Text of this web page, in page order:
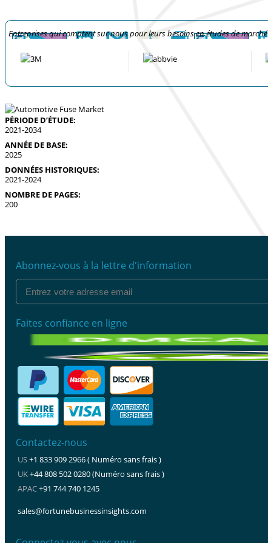
Entreprises qui comptent sur nous pour leurs besoins en études de marché
PÉRIODE D’ÉTUDE:
2021-2034
ANNÉE DE BASE:
2025
DONNÉES HISTORIQUES:
2021-2024
NOMBRE DE PAGES:
200
Abonnez-vous à la lettre d'information
Faites confiance en ligne
Contactez-nous
US+1 833 909 2966 ( Numéro sans frais )
UK+44 808 502 0280 (Numéro sans frais )
APAC+91 744 740 1245
sales@fortunebusinessinsights.com